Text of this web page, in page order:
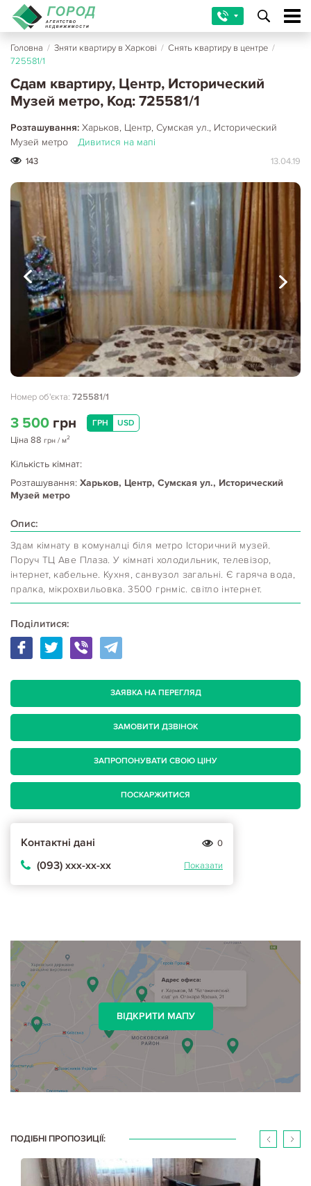
Головна / Зняти квартиру в Харкові / Снять квартиру в центре /
725581/1
Сдам квартиру, Центр, Исторический
Музей метро, Код: 725581/1
Розташування: Харьков, Центр, Сумская ул., Исторический
Музей метро
Дивитися на мапі
143 13.04.19
Номер об'єкта: 725581/1
3 500 грн ГРН USD
Ціна 88 грн / м2
Кількість кімнат:
Розташування: Харьков, Центр, Сумская ул., Исторический
Музей метро
Опис:
Здам кімнату в комуналці біля метро Історичний музей.
Поруч ТЦ Аве Плаза. У кімнаті холодильник, телевізор,
інтернет, кабельне. Кухня, санвузол загальні. Є гаряча вода,
пралка, мікрохвильовка. 3500 грнміс. світло інтернет.
Поділитися:
ЗАЯВКА НА ПЕРЕГЛЯД
ЗАМОВИТИ ДЗВІНОК
ЗАПРОПОНУВАТИ СВОЮ ЦІНУ
ПОСКАРЖИТИСЯ
Контактні дані 0
(093) ххх-хх-хх Показати
ВІДКРИТИ МАПУ
ПОДІБНІ ПРОПОЗИЦІЇ: